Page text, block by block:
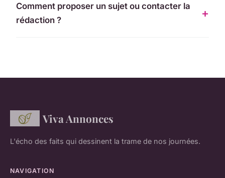
Comment proposer un sujet ou contacter la
rédaction ?
Viva Annonces
L'écho des faits qui dessinent la trame de nos journées.
NAVIGATION